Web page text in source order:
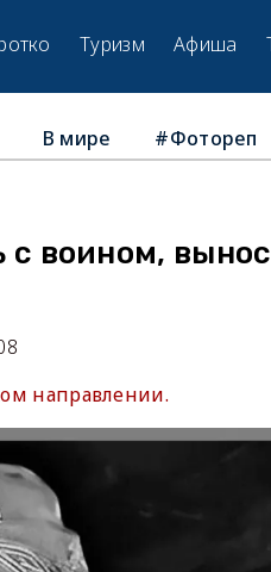
Туризм Афиша
В мире #Фотореп
с воином,
направлении.